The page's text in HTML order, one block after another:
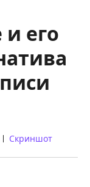
его
Скриншот